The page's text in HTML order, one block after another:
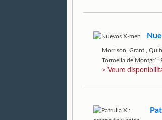
Morrison, Grant ,
Torroella de Montgrí :
> Veure